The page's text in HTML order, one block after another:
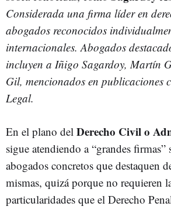
Considerada una firma líder en
abogados reconocidos
internacionales. Abogados
incluyen a Iñigo Sagardoy, Martín
Gil, mencionados en publicaciones
Legal.
En el plano del Derecho Civil o
sigue atendiendo a “grandes
abogados concretos que destaquen
mismas, quizá porque no requieren
particularidades que el Derecho